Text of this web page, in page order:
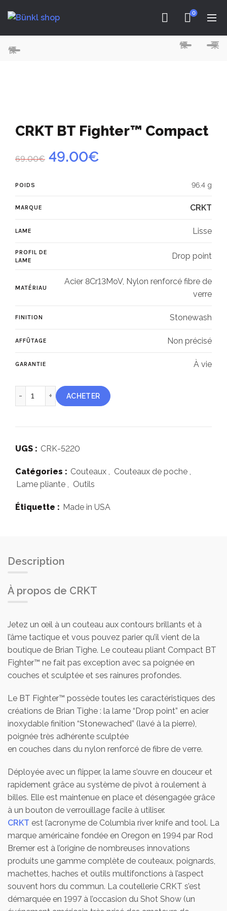
0
CRKT BT Fighter™ Compact
69.00€ Le
49.00€
POIDS 96.4 g
MARQUE CRKT
LAME Lisse
PROFIL DE
LAME
Drop point
MATÉRIAU
Acier 8Cr13MoV, Nylon renforcé fibre de
verre
FINITION Stonewash
AFFÛTAGE Non précisé
GARANTIE À vie
quantité de CRKT BT Fighter™ Compact
ACHETER
UGS : CRK-5220
Catégories : Couteaux Couteaux de poche
Lame pliante
Outils
Étiquette : Made in USA
Description
À propos de CRKT
Jetez un œil à un couteau aux contours brillants et à
l’âme tactique et vous pouvez parier qu’il vient de la
boutique de Brian Tighe. Le couteau pliant Compact BT
Fighter™ ne fait pas exception avec sa poignée en
couches et sculptée et ses rainures profondes.
Le BT Fighter™ possède toutes les caractéristiques des
créations de Brian Tighe : la lame “Drop point” en acier
inoxydable finition “Stonewached” (lavé à la pierre),
poignée très adhérente sculptée
en couches dans du nylon renforcé de fibre de verre.
Déployée avec un flipper, la lame s’ouvre en douceur et
rapidement grâce au système de pivot à roulement à
billes. Elle est maintenue en place et désengagée grâce
à un bouton de verrouillage facile à utiliser.
CRKT est l’acronyme de Columbia river knife and tool. La
marque américaine fondée en Oregon en 1994 par Rod
Bremer est à l’origine de nombreuses innovations
produits une gamme complète de couteaux, poignards,
machettes, haches et outils multifonctions à l’aspect
souvent hors du commun. La coutellerie CRKT s’est
démarquée en 1997 à l’occasion du Shot Show (un